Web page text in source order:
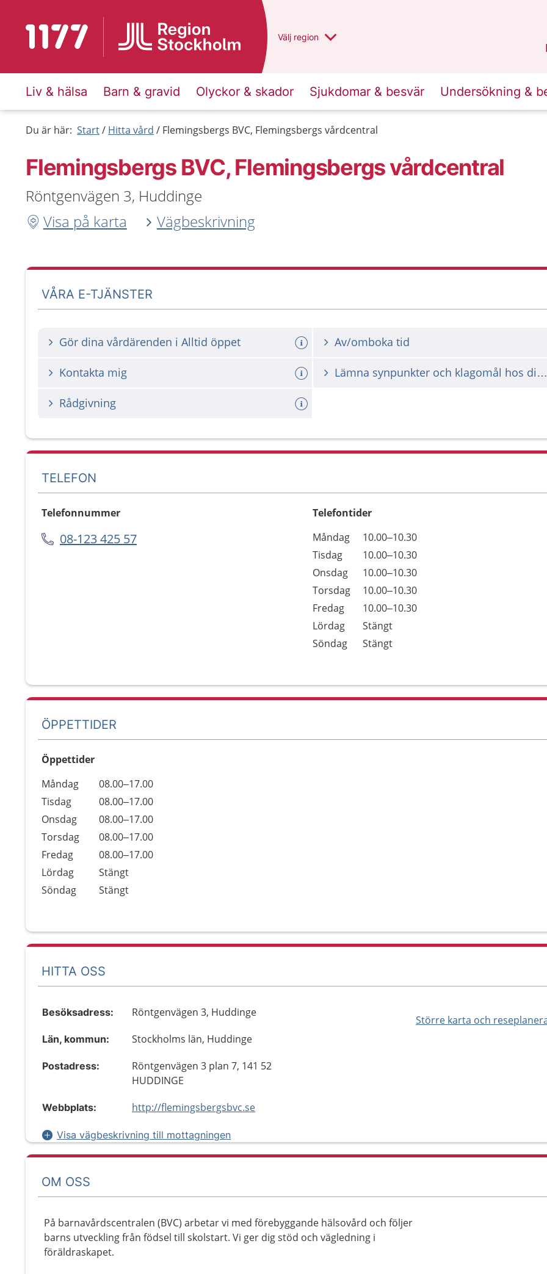
Till startsidan för 1177 Du har valt region
Välj en annan
region
Liv & hälsa Barn & gravid Olyckor & skador Sjukdomar & besvär Undersökning &
Du är här: Start Hitta vård Flemingsbergs BVC, Flemingsbergs vårdcentral
Flemingsbergs BVC, Flemingsbergs vårdcentral
Röntgenvägen 3, Huddinge
Visa på karta
Vägbeskrivning
VÅRA E-TJÄNSTER
Gör dina vårdärenden i Alltid öppet Av/omboka tid
Kontakta mig Lämna synpunkter och klagomål hos din vårdgivare
Rådgivning
TELEFON
Telefonnummer
08-123 425 57
Telefontider
Dag
Öppettider
Kommentarer
Måndag
10.00–10.30
Tisdag
10.00–10.30
Onsdag
10.00–10.30
Torsdag
10.00–10.30
Fredag
10.00–10.30
Lördag
Stängt
Söndag
Stängt
ÖPPETTIDER
Öppettider
Dag
Öppettider
Kommentarer
Måndag
08.00–17.00
Tisdag
08.00–17.00
Onsdag
08.00–17.00
Torsdag
08.00–17.00
Fredag
08.00–17.00
Lördag
Stängt
Söndag
Stängt
HITTA OSS
Större karta och
Besöksadress: Röntgenvägen 3, Huddinge
Län, kommun: Stockholms län, Huddinge
Postadress:
Röntgenvägen 3 plan 7, 141 52
HUDDINGE
Webbplats: http://flemingsbergsbvc.se
Visa vägbeskrivning till mottagningen
OM OSS
På barnavårdscentralen (BVC) arbetar vi med förebyggande hälsovård och följer
barns utveckling från födsel till skolstart. Vi ger dig stöd och vägledning i
föräldraskapet.